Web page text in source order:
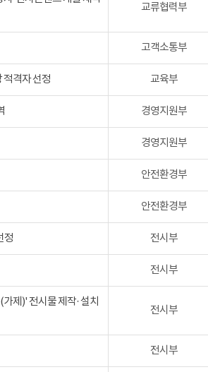
교류협력부
고객소통부
적격자 선정 교육부
경영지원부
경영지원부
안전환경부
안전환경부
정 전시부
전시부
제)' 전시물 제작· 설치
전시부
전시부